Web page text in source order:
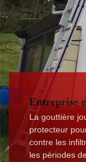
Entreprise
La gouttière
protecteur
contre les
les périodes